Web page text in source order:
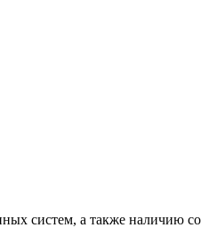
систем, а также наличию